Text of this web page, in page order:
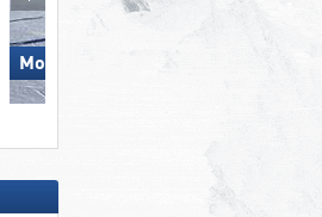
Monte Bondone